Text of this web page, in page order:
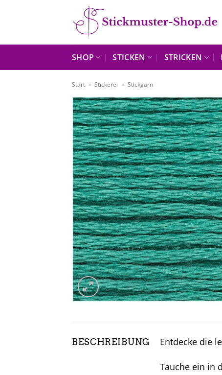
SHOP STICKEN STRICKEN
Start » Stickerei » Stickgarn
BESCHREIBUNG Entdecke die
Tauche ein in